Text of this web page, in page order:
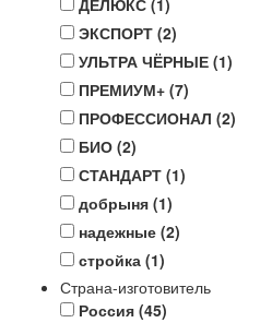
ДЕЛЮКС (1)
ЭКСПОРТ (2)
УЛЬТРА ЧЁРНЫЕ (1)
ПРЕМИУМ+ (7)
ПРОФЕССИОНАЛ (2)
БИО (2)
СТАНДАРТ (1)
добрыня (1)
надежные (2)
стройка (1)
Страна-изготовитель
Россия (45)